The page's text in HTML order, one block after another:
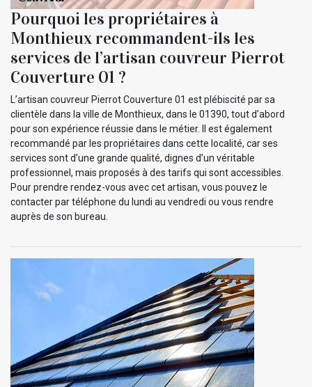
Pourquoi les propriétaires à
Monthieux recommandent-ils les
services de l’artisan couvreur Pierrot
Couverture 01 ?
L’artisan couvreur Pierrot Couverture 01 est plébiscité par sa
clientèle dans la ville de Monthieux, dans le 01390, tout d’abord
pour son expérience réussie dans le métier. Il est également
recommandé par les propriétaires dans cette localité, car ses
services sont d’une grande qualité, dignes d’un véritable
professionnel, mais proposés à des tarifs qui sont accessibles.
Pour prendre rendez-vous avec cet artisan, vous pouvez le
contacter par téléphone du lundi au vendredi ou vous rendre
auprès de son bureau.